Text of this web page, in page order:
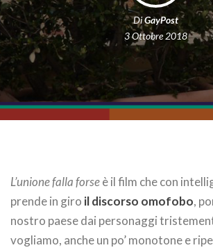
DiGayPost
3 Ottobre 2018
L’unione falla forseè il film che con
prende in giro il discorso omofobo,
nostro paese dai personaggi
vogliamo, anche un po’ monotone e